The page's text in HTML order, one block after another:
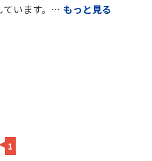
ています。… もっと見る
1